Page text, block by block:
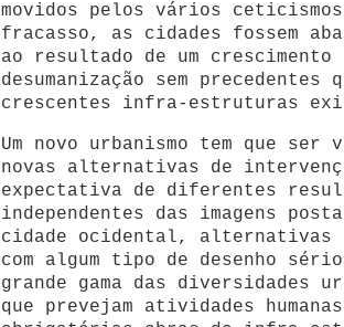
movidos pelos vários
fracasso, as cidades fossem
ao resultado de um
desumanização sem precedentes
crescentes infra-estruturas
Um novo urbanismo tem que ser
novas alternativas de
expectativa de diferentes
independentes das imagens
cidade ocidental, alternativas
com algum tipo de desenho
grande gama das diversidades
que prevejam atividades